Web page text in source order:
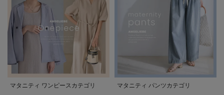
マタニティ ワンピースカテゴリ マタニティ パンツカテゴリ